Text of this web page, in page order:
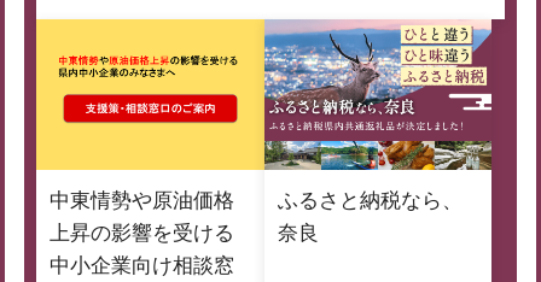
中東情勢や原油価格
上昇の影響を受ける
中小企業向け相談窓
ふるさと納税なら、
奈良